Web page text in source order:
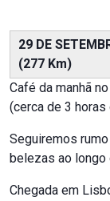
29 DE
(277 Km)
Café da manhã
(cerca de 3
Seguiremos
belezas ao longo
Chegada em